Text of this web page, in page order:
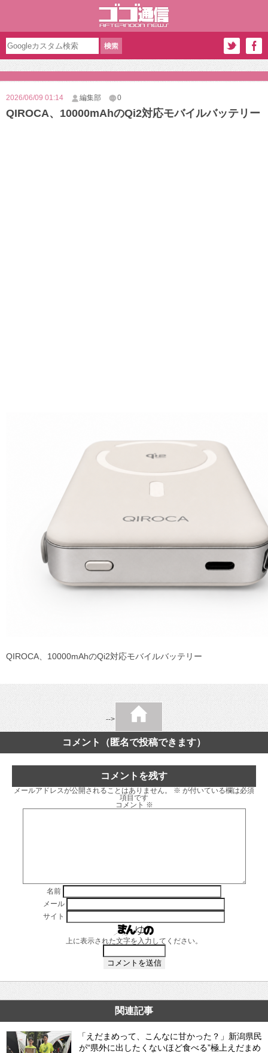
2026/06/09 01:14 編集部 0
QIROCA、10000mAhのQi2対応モバイルバッテリー
QIROCA、10000mAhのQi2対応モバイルバッテリー
-->
コメント（匿名で投稿できます）
コメントを残す
メールアドレスが公開されることはありません。 ※ が付いている欄は必須
項目です
コメント ※
名前
メール
サイト
上に表示された文字を入力してください。
関連記事
「えだまめって、こんなに甘かった？」新潟県民
が“県外に出したくないほど食べる”極上えだまめ